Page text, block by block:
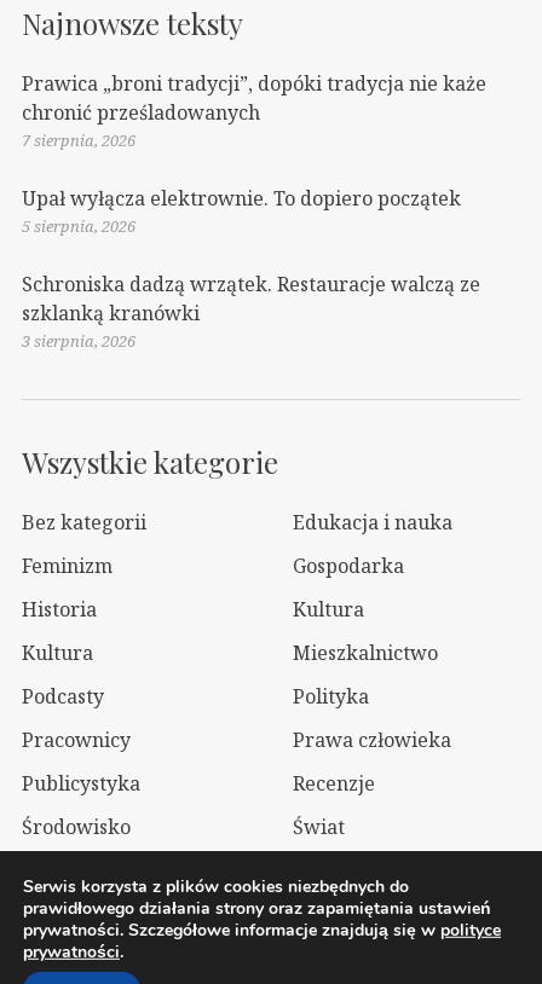
Najnowsze teksty
Prawica „broni tradycji”, dopóki tradycja nie każe
chronić prześladowanych
7 sierpnia, 2026
Upał wyłącza elektrownie. To dopiero początek
5 sierpnia, 2026
Schroniska dadzą wrzątek. Restauracje walczą ze
szklanką kranówki
3 sierpnia, 2026
Wszystkie kategorie
Bez kategorii
Edukacja i nauka
Feminizm
Gospodarka
Historia
Kultura
Kultura
Mieszkalnictwo
Podcasty
Polityka
Pracownicy
Prawa człowieka
Publicystyka
Recenzje
Środowisko
Świat
2026 Wolnelewo. Xavier Woliński |Mastodon
Serwis korzysta z plików cookies niezbędnych do
prawidłowego działania strony oraz zapamiętania ustawień
prywatności. Szczegółowe informacje znajdują się w polityce
prywatności.